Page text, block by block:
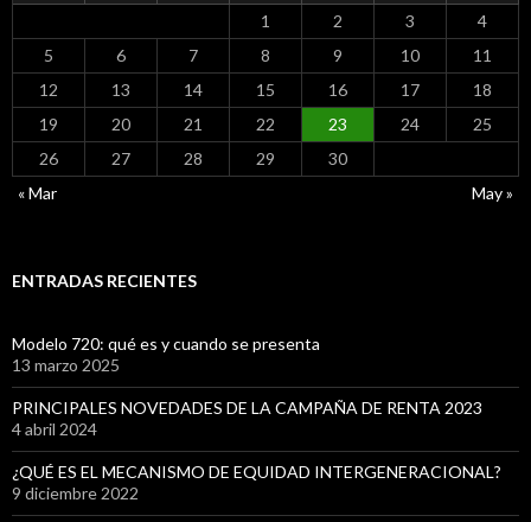
1
2 3
4
5
6 7 8 9 10
11
12
13 14 15 16 17
18
19
20 21 22 23 24
25
26
27 28 29
30
« Mar
May »
ENTRADAS RECIENTES
Modelo 720: qué es y cuando se presenta
13 marzo 2025
PRINCIPALES NOVEDADES DE LA CAMPAÑA DE RENTA 2023
4 abril 2024
¿QUÉ ES EL MECANISMO DE EQUIDAD INTERGENERACIONAL?
9 diciembre 2022